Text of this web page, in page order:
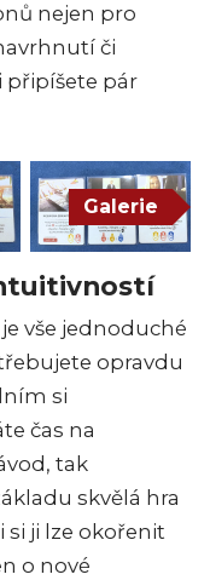
nejen pro
či
připíšete pár
Galerie
vše jednoduché
opravdu
si
čas na
tak
skvělá hra
si ji lze okořenit
o nové